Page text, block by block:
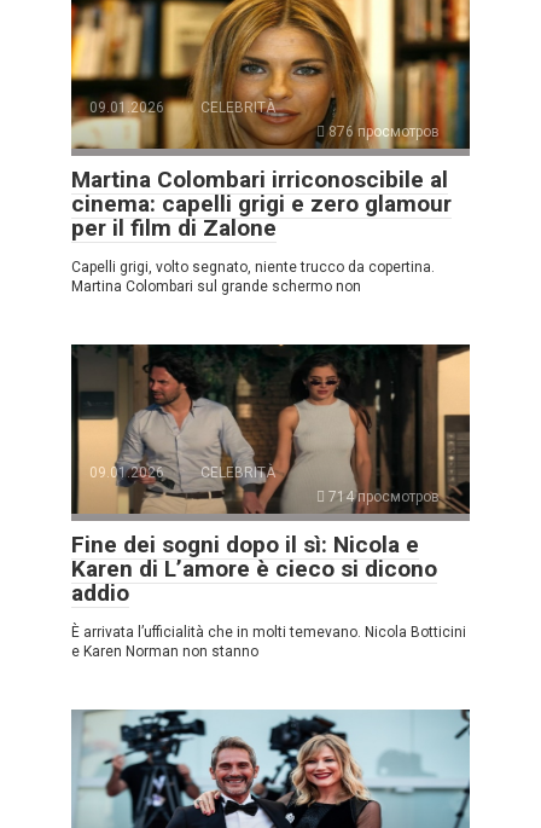
09.01.2026
CELEBRITÀ
876 просмотров
Martina Colombari irriconoscibile al
cinema: capelli grigi e zero glamour
per il film di Zalone
Capelli grigi, volto segnato, niente trucco da copertina.
Martina Colombari sul grande schermo non
09.01.2026
CELEBRITÀ
714 просмотров
Fine dei sogni dopo il sì: Nicola e
Karen di L’amore è cieco si dicono
addio
È arrivata l’ufficialità che in molti temevano. Nicola Botticini
e Karen Norman non stanno